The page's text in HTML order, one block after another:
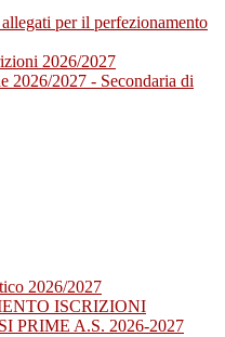
per il perfezionamento
2026/2027
2026/2027 - Secondaria di
2026/2027
ISCRIZIONI
PRIME A.S. 2026-2027